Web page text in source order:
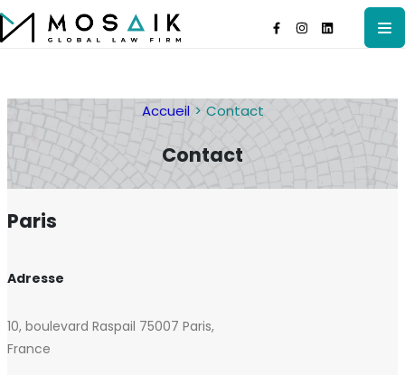
Accueil Contact
Contact
Paris
Adresse
10, boulevard Raspail 75007 Paris,
France